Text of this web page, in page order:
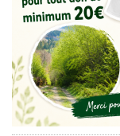
INSCRIPTION
MOT DE PASSE